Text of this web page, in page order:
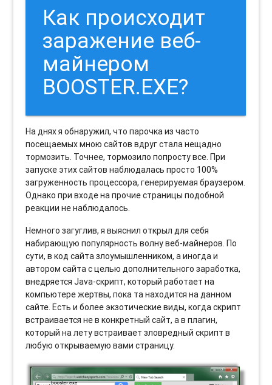
Как происходит
заражение веб-
майнером
BOOSTER.EXE?
На днях я обнаружил, что парочка из часто
посещаемых мною сайтов вдруг стала нещадно
тормозить. Точнее, тормозило попросту все. При
запуске этих сайтов наблюдалась просто 100%
загруженность процессора, генерируемая браузером.
Однако при входе на прочие страницы подобной
реакции не наблюдалось.
Немного загуглив, я выяснил открыл для себя
набирающую популярность волну веб-майнеров. По
сути, в код сайта злоумышленником, а иногда и
автором сайта с целью дополнительного заработка,
внедряется Java-скрипт, который работает на
компьютере жертвы, пока та находится на данном
сайте. Есть и более экзотические виды, когда скрипт
встраивается не в конкретный сайт, а в плагин,
который на лету встраивает зловредный скрипт в
любую открываемую вами страницу.